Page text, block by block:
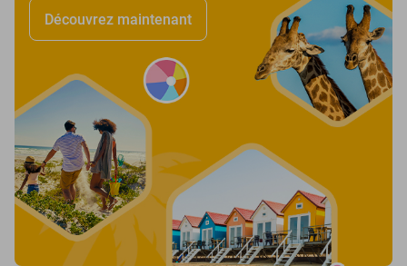
Découvrez maintenant